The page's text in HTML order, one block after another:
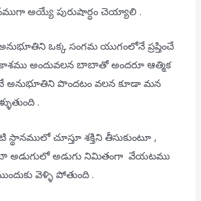
అయ్యే పురుషార్ధం చెయ్యాలి .
ఒక్క సంగమ యుగంలోనే ప్రప్తించే
అందువలన బాబాతో అందరూ ఆత్మిక
అనుభూతిని పొందటం వలన కూడా మన
.
చూస్తూ శక్తిని తీసుకుంటూ ,
అడుగులో అడుగు నిమితంగా వేయటము
వెళ్ళి పోతుంది .